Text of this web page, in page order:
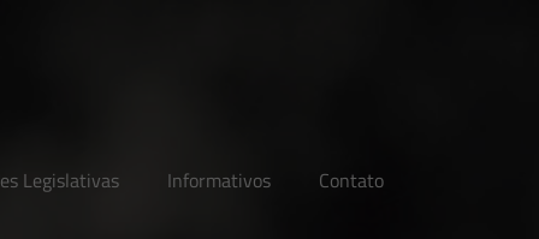
Legislativas Informativos Contato